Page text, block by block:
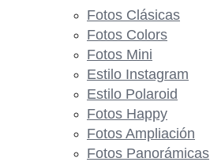
Fotos Clásicas
Fotos Colors
Fotos Mini
Estilo Instagram
Estilo Polaroid
Fotos Happy
Fotos Ampliación
Fotos Panorámicas